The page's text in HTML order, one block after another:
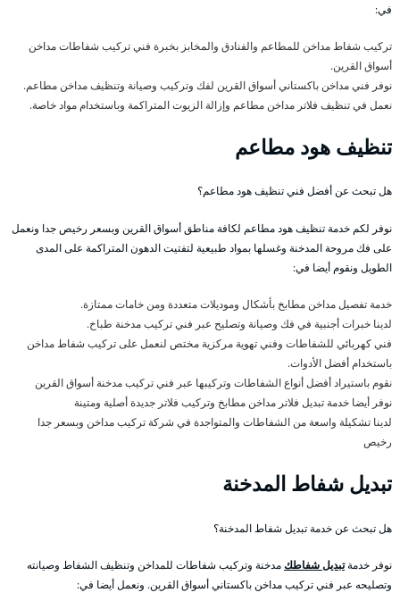
في:
تركيب شفاط مداخن للمطاعم والفنادق والمخابز بخبرة فني تركيب شفاطات مداخن
أسواق القرين.
نوفر فني مداخن باكستاني أسواق القرين لفك وتركيب وصيانة وتنظيف مداخن مطاعم.
نعمل في تنظيف فلاتر مداخن مطاعم وإزالة الزيوت المتراكمة وباستخدام مواد خاصة.
تنظيف هود مطاعم
هل تبحث عن أفضل فني تنظيف هود مطاعم؟
نوفر لكم خدمة تنظيف هود مطاعم لكافة مناطق أسواق القرين وبسعر رخيص جدا ونعمل
على فك مروحة المدخنة وغسلها بمواد طبيعية لتفتيت الدهون المتراكمة على المدى
الطويل ونقوم أيضا في:
خدمة تفصيل مداخن مطابخ بأشكال وموديلات متعددة ومن خامات ممتازة.
لدينا خبرات أجنبية في فك وصيانة وتصليح عبر فني تركيب مدخنة طباخ.
فني كهربائي للشفاطات وفني تهوية مركزية مختص لنعمل على تركيب شفاط مداخن
باستخدام أفضل الأدوات.
نقوم باستيراد أفضل أنواع الشفاطات وتركيبها عبر فني تركيب مدخنة أسواق القرين
نوفر أيضا خدمة تبديل فلاتر مداخن مطابخ وتركيب فلاتر جديدة أصلية ومتينة
لدينا تشكيلة واسعة من الشفاطات والمتواجدة في شركة تركيب مداخن وبسعر جدا
رخيص
تبديل شفاط المدخنة
هل تبحث عن خدمة تبديل شفاط المدخنة؟
نوفر خدمةتبديل شفاطك مدخنة وتركيب شفاطات للمداخن وتنظيف الشفاط وصيانته
وتصليحه عبر فني تركيب مداخن باكستاني أسواق القرين. ونعمل أيضا في: